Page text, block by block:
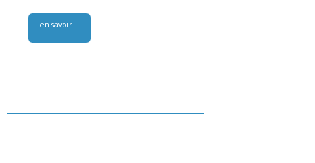
en savoir +